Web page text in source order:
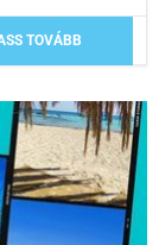
TOVÁBB